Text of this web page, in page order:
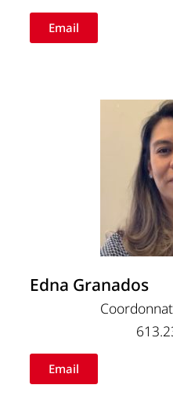
Email
Edna Granados
Email